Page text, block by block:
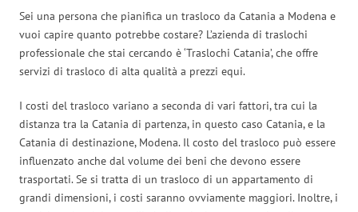
Sei una persona che pianifica un trasloco da Catania a Modena e
vuoi capire quanto potrebbe costare? L’azienda di traslochi
professionale che stai cercando è ‘Traslochi Catania’, che offre
servizi di trasloco di alta qualità a prezzi equi.
I costi del trasloco variano a seconda di vari fattori, tra cui la
distanza tra la Catania di partenza, in questo caso Catania, e la
Catania di destinazione, Modena. Il costo del trasloco può essere
influenzato anche dal volume dei beni che devono essere
trasportati. Se si tratta di un trasloco di un appartamento di
grandi dimensioni, i costi saranno ovviamente maggiori. Inoltre, i